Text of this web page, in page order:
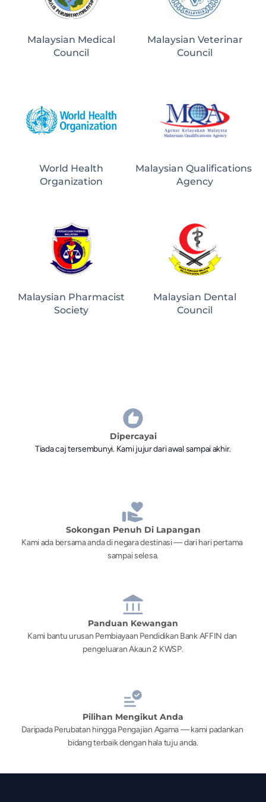
Malaysian Medical
Council
Malaysian Veterinar
Council
World Health
Organization
Malaysian Qualifications
Agency
Malaysian Pharmacist
Society
Malaysian Dental
Council
Dipercayai
Tiada caj tersembunyi. Kami jujur dari awal sampai akhir.
Sokongan Penuh Di Lapangan
Kami ada bersama anda di negara destinasi — dari hari pertama
sampai selesa.
Panduan Kewangan
Kami bantu urusan Pembiayaan Pendidikan Bank AFFIN dan
pengeluaran Akaun 2 KWSP.
Pilihan Mengikut Anda
Daripada Perubatan hingga Pengajian Agama — kami padankan
bidang terbaik dengan hala tuju anda.